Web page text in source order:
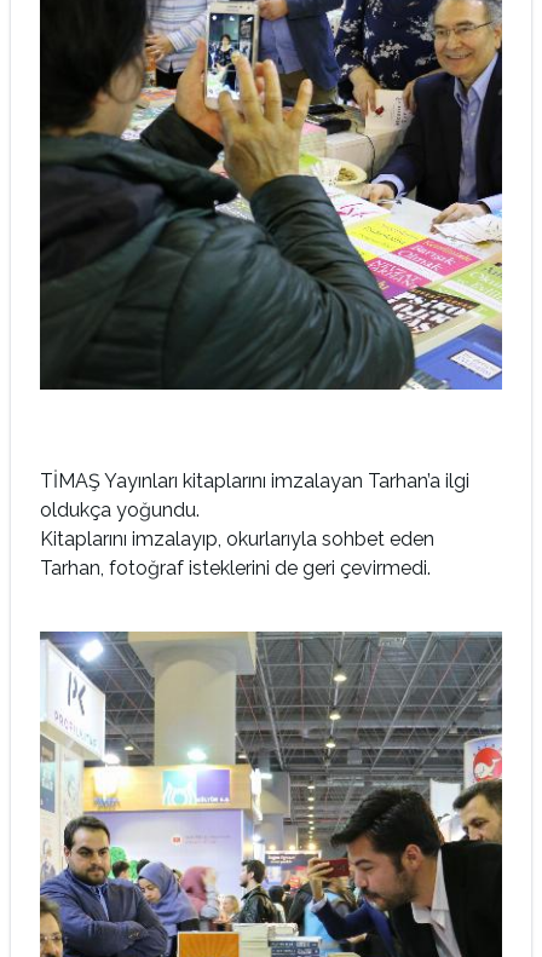
TİMAŞ Yayınları kitaplarını imzalayan Tarhan’a ilgi
oldukça yoğundu.
Kitaplarını imzalayıp, okurlarıyla sohbet eden
Tarhan, fotoğraf isteklerini de geri çevirmedi.